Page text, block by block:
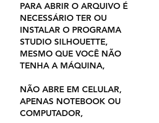
PARA ABRIR O ARQUIVO É
NECESSÁRIO TER OU
INSTALAR O PROGRAMA
STUDIO SILHOUETTE,
MESMO QUE VOCÊ NÃO
TENHA A MÁQUINA,
NÃO ABRE EM CELULAR,
APENAS NOTEBOOK OU
COMPUTADOR,